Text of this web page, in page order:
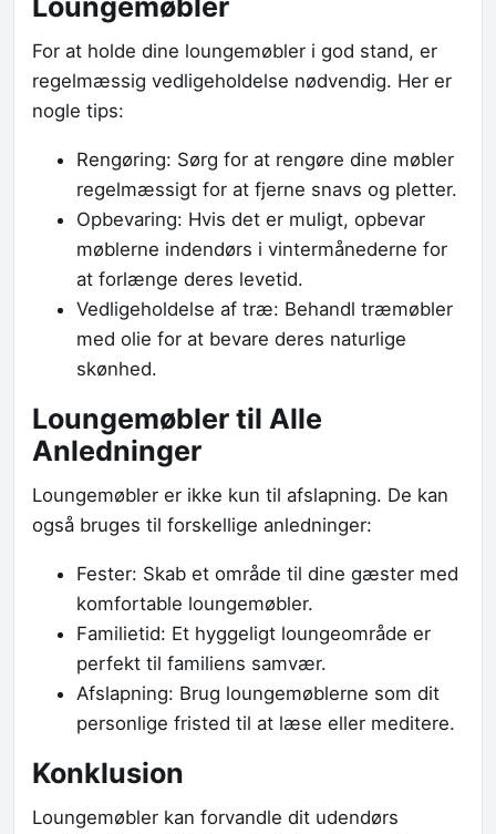
Loungemøbler
For at holde dine loungemøbler i god stand, er
regelmæssig vedligeholdelse nødvendig. Her er
nogle tips:
Rengøring: Sørg for at rengøre dine møbler
regelmæssigt for at fjerne snavs og pletter.
Opbevaring: Hvis det er muligt, opbevar
møblerne indendørs i vintermånederne for
at forlænge deres levetid.
Vedligeholdelse af træ: Behandl træmøbler
med olie for at bevare deres naturlige
skønhed.
Loungemøbler til Alle
Anledninger
Loungemøbler er ikke kun til afslapning. De kan
også bruges til forskellige anledninger:
Fester: Skab et område til dine gæster med
komfortable loungemøbler.
Familietid: Et hyggeligt loungeområde er
perfekt til familiens samvær.
Afslapning: Brug loungemøblerne som dit
personlige fristed til at læse eller meditere.
Konklusion
Loungemøbler kan forvandle dit udendørs